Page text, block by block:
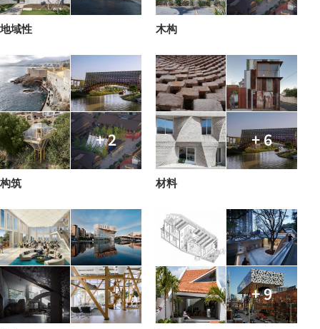
地域性 木构
+ 2
构筑
+ 6
材料
+ 9